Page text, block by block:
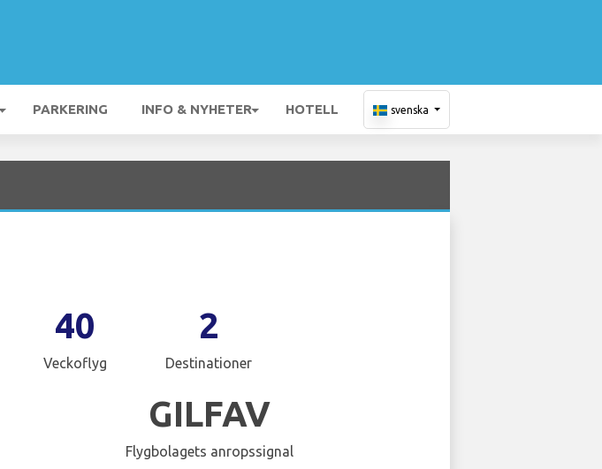
PARKERING INFO & NYHETER HOTELL svenska
40
Veckoflyg
2
Destinationer
GILFAV
Flygbolagets anropssignal